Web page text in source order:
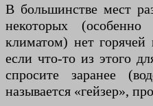
В большинстве мест
некоторых
климатом) нет
если что-то из этого
спросите заранее
называется «гейзер»,